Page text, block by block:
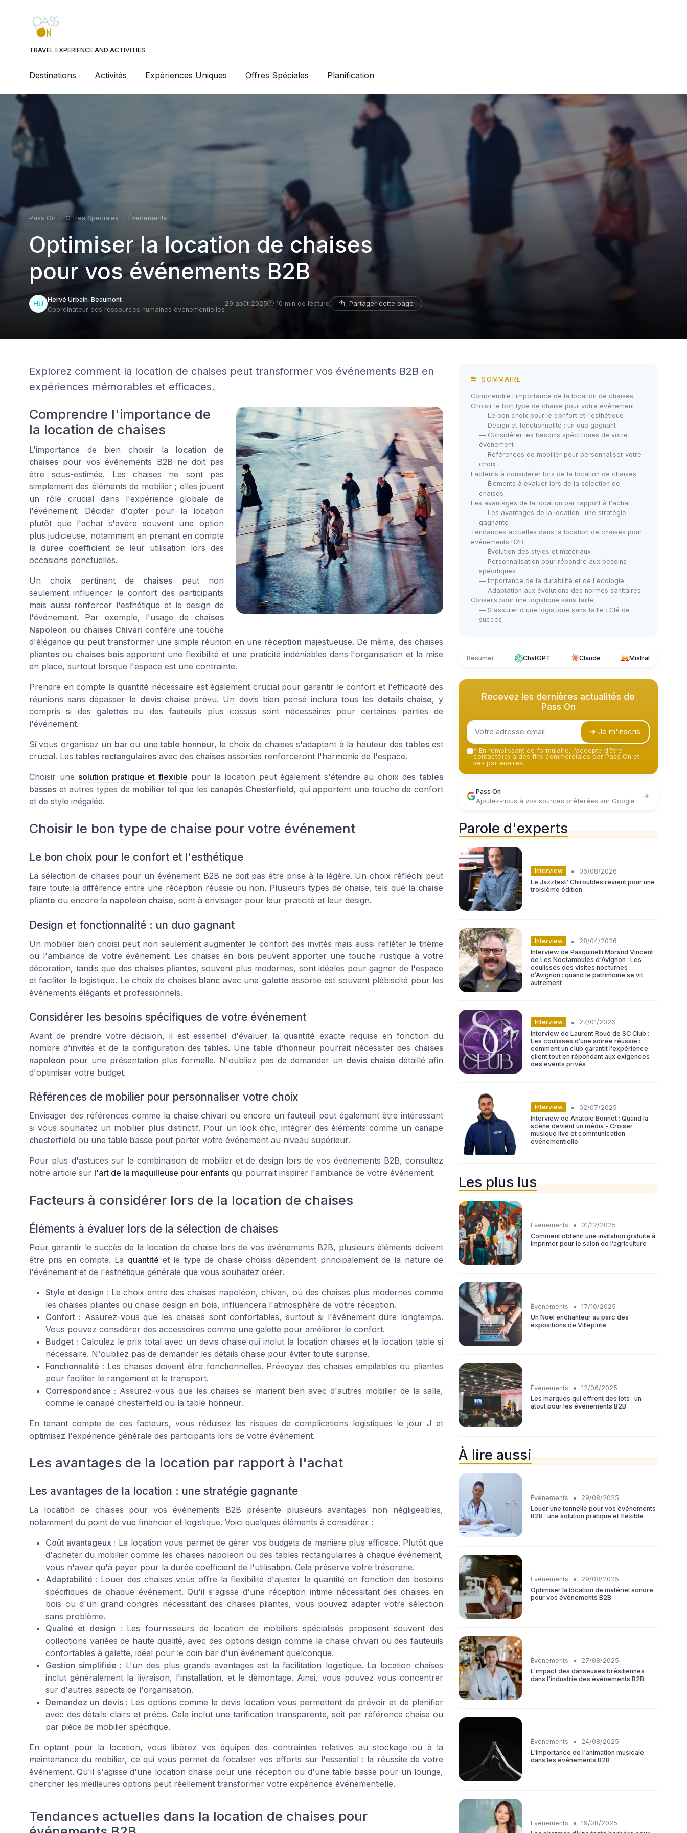
TRAVEL EXPERIENCE AND ACTIVITIES
Destinations Activités Expériences Uniques Offres Spéciales Planification
Pass On Offres Spéciales Événements
Optimiser la location de chaises
pour vos événements B2B
Hervé Urbain-Beaumont
Coordinateur des ressources humaines événementielles
29 août 2025 10 min de lecture Partager cette page
Explorez comment la location de chaises peut transformer vos événements B2B en
expériences mémorables et efficaces.
Comprendre l'importance de
la location de chaises
L'importance de bien choisir la location de
chaises pour vos événements B2B ne doit pas
être sous-estimée. Les chaises ne sont pas
simplement des éléments de mobilier ; elles jouent
un rôle crucial dans l'expérience globale de
l'événement. Décider d'opter pour la location
plutôt que l'achat s'avère souvent une option
plus judicieuse, notamment en prenant en compte
la duree coefficient de leur utilisation lors des
occasions ponctuelles.
Un choix pertinent de chaises peut non
seulement influencer le confort des participants
mais aussi renforcer l'esthétique et le design de
l'événement. Par exemple, l'usage de chaises
Napoleon ou chaises Chivari confère une touche
d'élégance qui peut transformer une simple réunion en une réception majestueuse. De même, des chaises
pliantes ou chaises boisapportent une flexibilité et une praticité indéniables dans l'organisation et la mise
en place, surtout lorsque l'espace est une contrainte.
Prendre en compte la quantité nécessaire est également crucial pour garantir le confort et l'efficacité des
réunions sans dépasser le devis chaise prévu. Un devis bien pensé inclura tous les details chaise, y
compris si des galettes ou desfauteuils plus cossus sont nécessaires pour certaines parties de
l'événement.
Si vous organisez un barou unetable honneur, le choix de chaises s'adaptant à la hauteur destablesest
crucial. Lestables rectangulaires avec des chaises assorties renforceront l'harmonie de l'espace.
Choisir une solution pratique et flexible pour la location peut également s'étendre au choix destables
basses et autres types de mobilier tel que les canapés Chesterfield, qui apportent une touche de confort
et de style inégalée.
Choisir le bon type de chaise pour votre événement
Le bon choix pour le confort et l'esthétique
La sélection de chaises pour un événement B2B ne doit pas être prise à la légère. Un choix réfléchi peut
faire toute la différence entre une réception réussie ou non. Plusieurs types de chaise, tels que la chaise
pliante ou encore la napoleon chaise, sont à envisager pour leur praticité et leur design.
Design et fonctionnalité : un duo gagnant
Un mobilier bien choisi peut non seulement augmenter le confort des invités mais aussi refléter le thème
ou l'ambiance de votre événement. Les chaises en boispeuvent apporter une touche rustique à votre
décoration, tandis que des chaises pliantes, souvent plus modernes, sont idéales pour gagner de l'espace
et faciliter la logistique. Le choix de chaises blanc avec une galette assortie est souvent plébiscité pour les
événements élégants et professionnels.
Considérer les besoins spécifiques de votre événement
Avant de prendre votre décision, il est essentiel d'évaluer la quantité exacte requise en fonction du
nombre d'invités et de la configuration destables. Unetable d'honneur pourrait nécessiter des chaises
napoleon pour une présentation plus formelle. N'oubliez pas de demander un devis chaise détaillé afin
d'optimiser votre budget.
Références de mobilier pour personnaliser votre choix
Envisager des références comme la chaise chivari ou encore un fauteuil peut également être intéressant
si vous souhaitez un mobilier plus distinctif. Pour un look chic, intégrer des éléments comme un canape
chesterfield ou unetable basse peut porter votre événement au niveau supérieur.
Pour plus d'astuces sur la combinaison de mobilier et de design lors de vos événements B2B, consultez
notre article sur l'art de la maquilleuse pour enfants qui pourrait inspirer l'ambiance de votre événement.
Facteurs à considérer lors de la location de chaises
Éléments à évaluer lors de la sélection de chaises
Pour garantir le succès de la location de chaise lors de vos événements B2B, plusieurs éléments doivent
être pris en compte. La quantité et le type de chaise choisis dépendent principalement de la nature de
l'événement et de l'esthétique générale que vous souhaitez créer.
Style et design : Le choix entre des chaises napoléon, chivari, ou des chaises plus modernes comme
les chaises pliantes ou chaise design en bois, influencera l'atmosphère de votre réception.
Confort : Assurez-vous que les chaises sont confortables, surtout si l'événement dure longtemps.
Vous pouvez considérer des accessoires comme une galette pour améliorer le confort.
Budget : Calculez le prix total avec un devis chaise qui inclut la location chaises et la location table si
nécessaire. N'oubliez pas de demander les détails chaise pour éviter toute surprise.
Fonctionnalité : Les chaises doivent être fonctionnelles. Prévoyez des chaises empilables ou pliantes
pour faciliter le rangement et le transport.
Correspondance : Assurez-vous que les chaises se marient bien avec d'autres mobilier de la salle,
comme le canapé chesterfield ou la table honneur.
En tenant compte de ces facteurs, vous réduisez les risques de complications logistiques le jour J et
optimisez l'expérience générale des participants lors de votre événement.
Les avantages de la location par rapport à l'achat
Les avantages de la location : une stratégie gagnante
La location de chaises pour vos événements B2B présente plusieurs avantages non négligeables,
notamment du point de vue financier et logistique. Voici quelques éléments à considérer :
Coût avantageux : La location vous permet de gérer vos budgets de manière plus efficace. Plutôt que
d'acheter du mobilier comme les chaises napoleon ou des tables rectangulaires à chaque événement,
vous n'avez qu'à payer pour la durée coefficient de l'utilisation. Cela préserve votre trésorerie.
Adaptabilité : Louer des chaises vous offre la flexibilité d'ajuster la quantité en fonction des besoins
spécifiques de chaque événement. Qu'il s'agisse d'une réception intime nécessitant des chaises en
bois ou d'un grand congrès nécessitant des chaises pliantes, vous pouvez adapter votre sélection
sans problème.
Qualité et design : Les fournisseurs de location de mobiliers spécialisés proposent souvent des
collections variées de haute qualité, avec des options design comme la chaise chivari ou des fauteuils
confortables à galette, idéal pour le coin bar d'un événement quelconque.
Gestion simplifiée : L'un des plus grands avantages est la facilitation logistique. La location chaises
inclut généralement la livraison, l'installation, et le démontage. Ainsi, vous pouvez vous concentrer
sur d'autres aspects de l'organisation.
Demandez un devis : Les options comme le devis location vous permettent de prévoir et de planifier
avec des détails clairs et précis. Cela inclut une tarification transparente, soit par référence chaise ou
par pièce de mobilier spécifique.
En optant pour la location, vous libérez vos équipes des contraintes relatives au stockage ou à la
maintenance du mobilier, ce qui vous permet de focaliser vos efforts sur l'essentiel : la réussite de votre
événement. Qu'il s'agisse d'une location chaise pour une réception ou d'une table basse pour un lounge,
chercher les meilleures options peut réellement transformer votre expérience événementielle.
Tendances actuelles dans la location de chaises pour
SOMMAIRE
Comprendre l'importance de la location de chaises
Choisir le bon type de chaise pour votre événement
— Le bon choix pour le confort et l'esthétique
— Design et fonctionnalité : un duo gagnant
— Considérer les besoins spécifiques de votre
événement
— Références de mobilier pour personnaliser votre
choix
Facteurs à considérer lors de la location de chaises
— Éléments à évaluer lors de la sélection de
chaises
Les avantages de la location par rapport à l'achat
— Les avantages de la location : une stratégie
gagnante
Tendances actuelles dans la location de chaises pour
événements B2B
— Évolution des styles et matériaux
— Personnalisation pour répondre aux besoins
spécifiques
— Importance de la durabilité et de l'écologie
— Adaptation aux évolutions des normes sanitaires
Conseils pour une logistique sans faille
— S'assurer d'une logistique sans faille : Clé de
succès
Résumer ChatGPT Claude Mistral
Recevez les dernières actualités de
Pass On
➔ Je m'inscris
* En remplissant ce formulaire, j’accepte d’être
contacté(e) à des fins commerciales par Pass On et
ses partenaires.
Pass On
Ajoutez-nous à vos sources préférées sur Google
Parole d'experts
Interview •
06/08/2026
Le Jazzfest' Chiroubles revient pour une
troisième édition
Interview •
28/04/2026
Interview de Pasquinelli Morand Vincent
de Les Noctambules d'Avignon : Les
coulisses des visites nocturnes
d’Avignon : quand le patrimoine se vit
autrement
Interview •
27/01/2026
Interview de Laurent Roué de SC Club :
Les coulisses d’une soirée réussie :
comment un club garantit l’expérience
client tout en répondant aux exigences
des events privés
Interview •
02/07/2025
Interview de Anatole Bonnet : Quand la
scène devient un média - Croiser
musique live et communication
événementielle
Les plus lus
Événements •
01/12/2025
Comment obtenir une invitation gratuite à
imprimer pour le salon de l’agriculture
Événements •
17/10/2025
Un Noël enchanteur au parc des
expositions de Villepinte
Événements •
12/06/2025
Les marques qui offrent des lots : un
atout pour les événements B2B
À lire aussi
Événements •
29/08/2025
Louer une tonnelle pour vos événements
B2B : une solution pratique et flexible
Événements •
29/08/2025
Optimiser la location de matériel sonore
pour vos événements B2B
Événements •
27/08/2025
L'impact des danseuses brésiliennes
dans l'industrie des événements B2B
Événements •
24/08/2025
L'importance de l'animation musicale
dans les événements B2B
Événements •
19/08/2025